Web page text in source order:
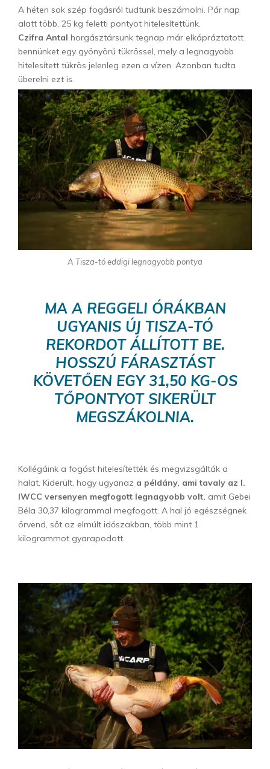
A héten sok szép fogásról tudtunk beszámolni. Pár nap
alatt több, 25 kg feletti pontyot hitelesítettünk.
Czifra Antal horgásztársunk tegnap már elkápráztatott
bennünket egy gyönyörű tükrössel, mely a legnagyobb
hitelesített tükrös jelenleg ezen a vízen. Azonban tudta
überelni ezt is.
A Tisza-tó eddigi legnagyobb pontya
MA A REGGELI ÓRÁKBAN
UGYANIS ÚJ TISZA-TÓ
REKORDOT ÁLLÍTOTT BE.
HOSSZÚ FÁRASZTÁST
KÖVETŐEN EGY 31,50 KG-OS
TŐPONTYOT SIKERÜLT
MEGSZÁKOLNIA.
Kollégáink a fogást hitelesítették és megvizsgálták a
halat. Kiderült, hogy ugyanaz a példány, ami tavaly az I.
IWCC versenyen megfogott legnagyobb volt, amit Gebei
Béla 30,37 kilogrammal megfogott. A hal jó egészségnek
örvend, sőt az elmúlt időszakban, több mint 1
kilogrammot gyarapodott.